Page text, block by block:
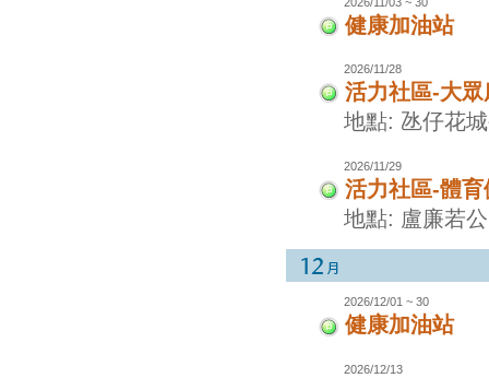
健康加油站
2026/11/28
活力社區-大眾
地點: 氹仔花
2026/11/29
活力社區-體
地點: 盧廉若
2026/12/01 ~ 30
健康加油站
2026/12/13